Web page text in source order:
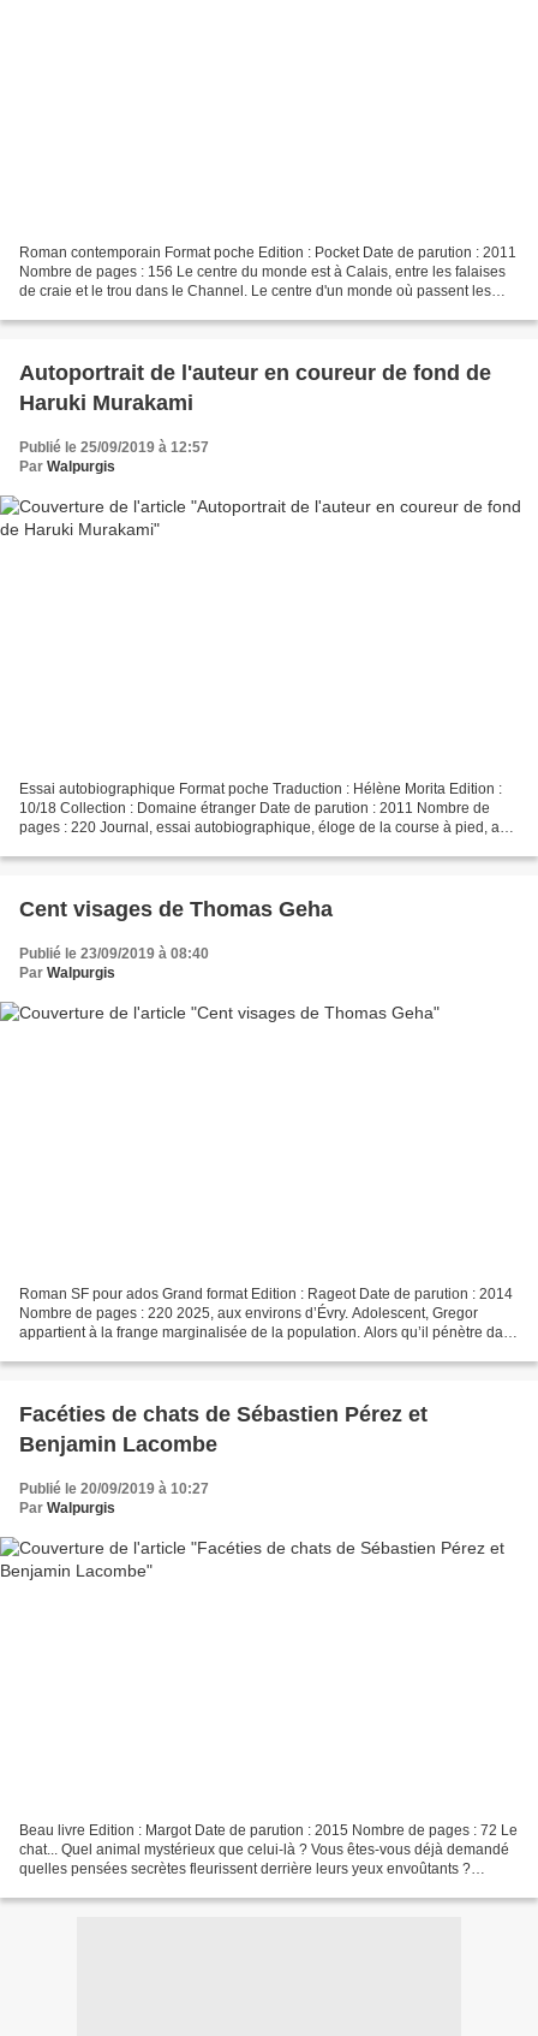
Roman contemporain Format poche Edition : Pocket Date de parution : 2011
Nombre de pages : 156 Le centre du monde est à Calais, entre les falaises
de craie et le trou dans le Channel. Le centre d'un monde où passent les
Autoportrait de l'auteur en coureur de fond de
Haruki Murakami
Publié le 25/09/2019 à 12:57
Par Walpurgis
Essai autobiographique Format poche Traduction : Hélène Morita Edition :
10/18 Collection : Domaine étranger Date de parution : 2011 Nombre de
pages : 220 Journal, essai autobiographique, éloge de la course à pied, au
Cent visages de Thomas Geha
Publié le 23/09/2019 à 08:40
Par Walpurgis
Roman SF pour ados Grand format Edition : Rageot Date de parution : 2014
Nombre de pages : 220 2025, aux environs d’Évry. Adolescent, Gregor
appartient à la frange marginalisée de la population. Alors qu’il pénètre dans
Facéties de chats de Sébastien Pérez et
Benjamin Lacombe
Publié le 20/09/2019 à 10:27
Par Walpurgis
Beau livre Edition : Margot Date de parution : 2015 Nombre de pages : 72 Le
chat... Quel animal mystérieux que celui-là ? Vous êtes-vous déjà demandé
quelles pensées secrètes fleurissent derrière leurs yeux envoûtants ?